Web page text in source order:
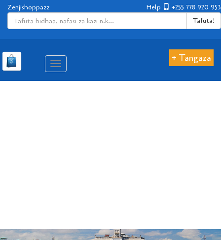
Help +255 778 920 953
Zenjishoppazz
Tafuta!
Aina
ya
+ Tangaza